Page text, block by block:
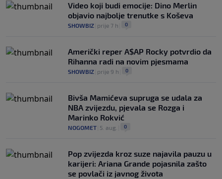
Video koji budi emocije: Dino Merlin
objavio najbolje trenutke s Koševa
SHOWBIZ prije 7 h 0
Američki reper A$AP Rocky potvrdio da
Rihanna radi na novim pjesmama
SHOWBIZ prije 9 h 0
Bivša Mamićeva supruga se udala za
NBA zvijezdu, pjevala se Rozga i
Marinko Rokvić
NOGOMET 5. aug. 0
Pop zvijezda kroz suze najavila pauzu u
karijeri: Ariana Grande pojasnila zašto
se povlači iz javnog života